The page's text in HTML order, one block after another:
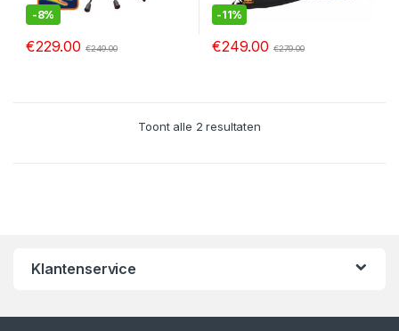
-8%
€229.00 €249.00
-11%
€249.00 €279.00
Toont alle 2 resultaten
Klantenservice